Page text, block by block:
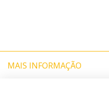
MAIS INFORMAÇÃO